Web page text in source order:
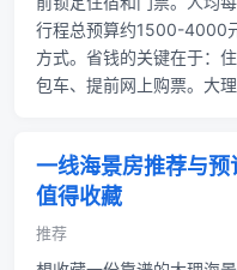
行程总预算约1500-4000
方式。省钱的关键在于：
包车、提前网上购票。大
一线海景房推荐与
值得收藏
推荐